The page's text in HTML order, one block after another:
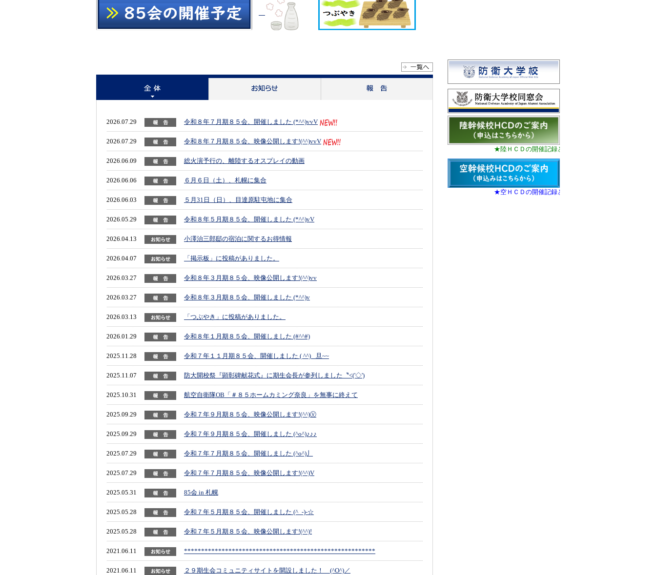
2026.07.29 令和８年７月期８５会、開催しました (*^^)vvV
2026.07.29 令和８年７月期８５会、映像公開します!(^^)vvV
2026.06.09 総火演予行の、離陸するオスプレイの動画
2026.06.06 ６月６日（土）、札幌に集合
2026.06.03 ５月31日（日）、目達原駐屯地に集合
2026.05.29 令和８年５月期８５会、開催しました (*^^)vV
2026.04.13 小澤治三郎邸の宿泊に関するお得情報
2026.04.07 「掲示板」に投稿がありました。
2026.03.27 令和８年３月期８５会、映像公開します!(^^)vv
2026.03.27 令和８年３月期８５会、開催しました (*^^)v
2026.03.13 「つぶやき」に投稿がありました。
2026.01.29 令和８年１月期８５会、開催しました (#^^#)
2025.11.28 令和７年１１月期８５会、開催しました ( ^^) _旦~~
2025.11.07 防大開校祭『顕彰碑献花式』に期生会長が参列しました〝<('◇')
2025.10.31 航空自衛隊OB「＃８５ホームカミング奈良」を無事に終えて
2025.09.29 令和７年９月期８５会、映像公開します!(^^)Ⓥ
2025.09.29 令和７年９月期８５会、開催しました (^o^)♪♪♪
2025.07.29 令和７年７月期８５会、開催しました (^o^)丿
2025.07.29 令和７年７月期８５会、映像公開します!(^^)V
2025.05.31 85会 in 札幌
2025.05.28 令和７年５月期８５会、開催しました (^_-)-☆
2025.05.28 令和７年５月期８５会、映像公開します!(^^)!
2021.06.11 ********************************************************
2021.06.11 ２９期生会コミュニティサイトを開設しました！ (^O^)／
★陸ＨＣＤの開催記録として参加案内（最終版）を掲載
★空ＨＣＤの開催記録として参加案内（最終版）を掲載